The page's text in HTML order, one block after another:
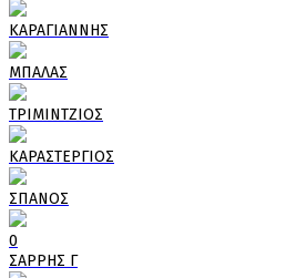
ΚΑΡΑΓΙΑΝΝΗΣ
ΜΠΑΛΑΣ
ΤΡΙΜΙΝΤΖΙΟΣ
ΚΑΡΑΣΤΕΡΓΙΟΣ
ΣΠΑΝΟΣ
0
ΣΑΡΡΗΣ Γ